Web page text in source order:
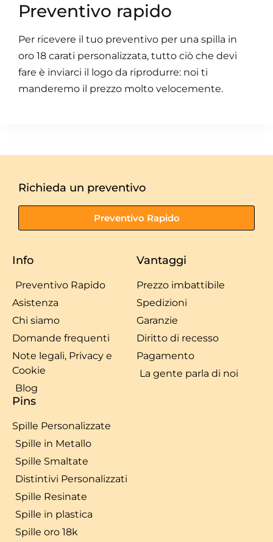
Preventivo rapido
Per ricevere il tuo preventivo per una spilla in
oro 18 carati personalizzata, tutto ciò che devi
fare è inviarci il logo da riprodurre: noi ti
manderemo il prezzo molto velocemente.
Richieda un preventivo
Preventivo Rapido
Info
Preventivo Rapido
Asistenza
Chi siamo
Domande frequenti
Note legali, Privacy e
Cookie
Blog
Vantaggi
Prezzo imbattibile
Spedizioni
Garanzie
Diritto di recesso
Pagamento
La gente parla di noi
Pins
Spille Personalizzate
Spille in Metallo
Spille Smaltate
Distintivi Personalizzati
Spille Resinate
Spille in plastica
Spille oro 18k